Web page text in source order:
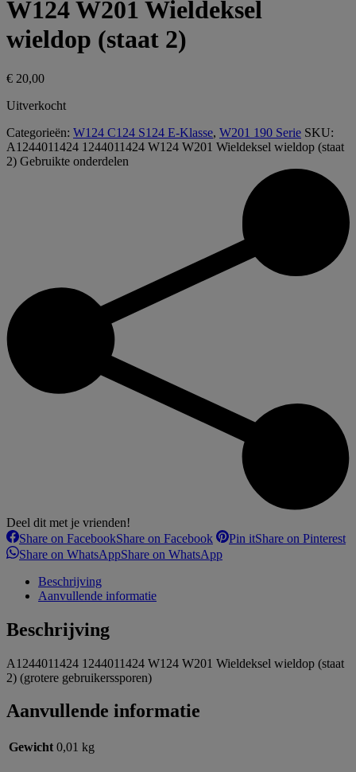
W124 W201 Wieldeksel
wieldop (staat 2)
€ 20,00
Uitverkocht
Categorieën: W124 C124 S124 E-Klasse, W201 190 Serie SKU:
A1244011424 1244011424 W124 W201 Wieldeksel wieldop (staat
2) Gebruikte onderdelen
Deel dit met je vrienden!
Share on FacebookShare on Facebook Pin itShare on Pinterest
Share on WhatsAppShare on WhatsApp
Beschrijving
Aanvullende informatie
Beschrijving
A1244011424 1244011424 W124 W201 Wieldeksel wieldop (staat
2) (grotere gebruikerssporen)
Aanvullende informatie
Gewicht 0,01 kg